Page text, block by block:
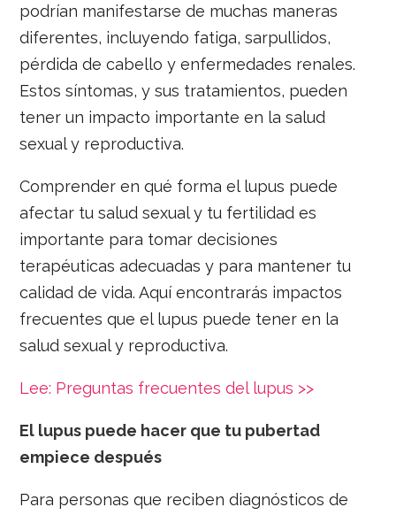
podrían manifestarse de muchas maneras
diferentes, incluyendo fatiga, sarpullidos,
pérdida de cabello y enfermedades renales.
Estos síntomas, y sus tratamientos, pueden
tener un impacto importante en la salud
sexual y reproductiva.
Comprender en qué forma el lupus puede
afectar tu salud sexual y tu fertilidad es
importante para tomar decisiones
terapéuticas adecuadas y para mantener tu
calidad de vida. Aquí encontrarás impactos
frecuentes que el lupus puede tener en la
salud sexual y reproductiva.
Lee: Preguntas frecuentes del lupus >>
El lupus puede hacer que tu pubertad
empiece después
Para personas que reciben diagnósticos de